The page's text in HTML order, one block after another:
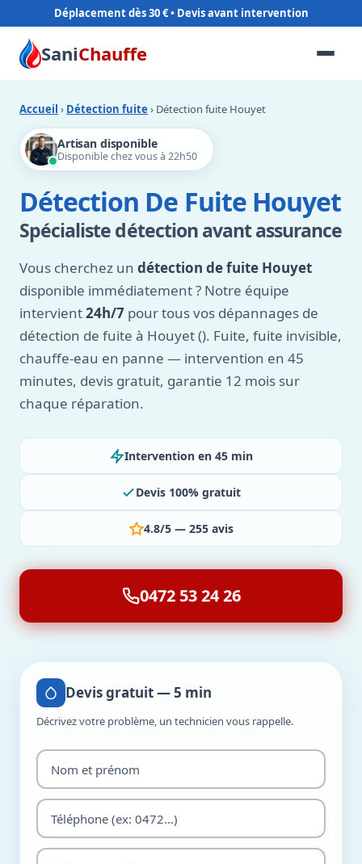
Déplacement dès 30 €
SaniChauffe
Accueil › Détection fuite › Détection fuite Houyet
Artisan disponible
Disponible chez vous à 22h50
Détection De Fuite Houyet
Spécialiste détection avant assurance
Vous cherchez un détection de fuite Houyet
disponible immédiatement ? Notre équipe
intervient24h/7 pour tous vos dépannages de
détection de fuite à Houyet (). Fuite, fuite invisible,
chauffe-eau en panne — intervention en 45
minutes, devis gratuit, garantie 12 mois sur
chaque réparation.
Intervention en 45 min
Devis 100% gratuit
4.8/5 — 255 avis
0472 53 24 26
Devis gratuit — 5 min
Décrivez votre problème, un technicien vous rappelle.